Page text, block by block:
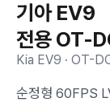
기아 EV9
전용 OT-
Kia EV9 · OT-
순정형 60FPS